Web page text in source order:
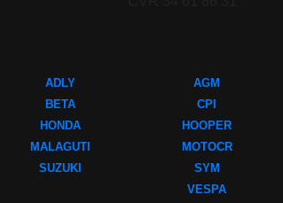
ADLY
BETA
HONDA
MALAGUTI
SUZUKI
AGM
CPI
HOOPER
MOTOCR
SYM
VESPA